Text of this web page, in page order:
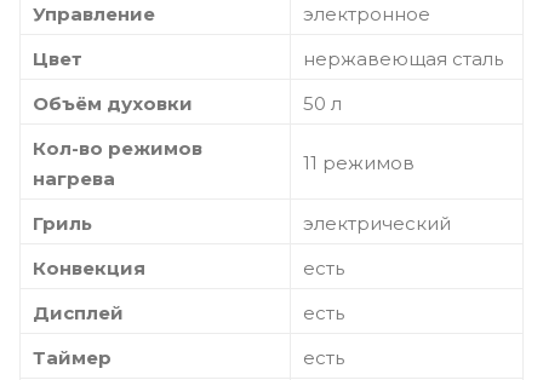
Управление
электронное
Цвет
нержавеющая сталь
Объём духовки
50 л
Кол-во режимов
нагрева
11 режимов
Гриль
электрический
Конвекция
есть
Дисплей
есть
Таймер
есть